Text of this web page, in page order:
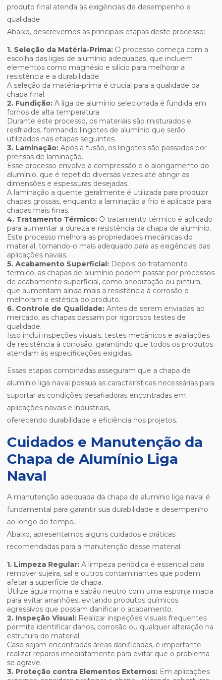
produto final atenda às exigências de desempenho e
qualidade.
Abaixo, descrevemos as principais etapas deste processo:
1. Seleção da Matéria-Prima: O processo começa com a
escolha das ligas de alumínio adequadas, que incluem
elementos como magnésio e silício para melhorar a
resistência e a durabilidade.
A seleção da matéria-prima é crucial para a qualidade da
chapa final.
2. Fundição: A liga de alumínio selecionada é fundida em
fornos de alta temperatura.
Durante este processo, os materiais são misturados e
resfriados, formando lingotes de alumínio que serão
utilizados nas etapas seguintes.
3. Laminação: Após a fusão, os lingotes são passados por
prensas de laminação.
Esse processo envolve a compressão e o alongamento do
alumínio, que é repetido diversas vezes até atingir as
dimensões e espessuras desejadas.
A laminação a quente geralmente é utilizada para produzir
chapas grossas, enquanto a laminação a frio é aplicada para
chapas mais finas.
4. Tratamento Térmico: O tratamento térmico é aplicado
para aumentar a dureza e resistência da chapa de alumínio.
Este processo melhora as propriedades mecânicas do
material, tornando-o mais adequado para as exigências das
aplicações navais.
5. Acabamento Superficial: Depois do tratamento
térmico, as chapas de alumínio podem passar por processos
de acabamento superficial, como anodização ou pintura,
que aumentam ainda mais a resistência à corrosão e
melhoram a estética do produto.
6. Controle de Qualidade: Antes de serem enviadas ao
mercado, as chapas passam por rigorosos testes de
qualidade.
Isso inclui inspeções visuais, testes mecânicos e avaliações
de resistência à corrosão, garantindo que todos os produtos
atendam às especificações exigidas.
Essas etapas combinadas asseguram que a chapa de
alumínio liga naval possua as características necessárias para
suportar as condições desafiadoras encontradas em
aplicações navais e industriais,
oferecendo durabilidade e eficiência nos projetos.
Cuidados e Manutenção da
Chapa de Alumínio Liga
Naval
A manutenção adequada da chapa de alumínio liga naval é
fundamental para garantir sua durabilidade e desempenho
ao longo do tempo.
Abaixo, apresentamos alguns cuidados e práticas
recomendadas para a manutenção desse material:
1. Limpeza Regular: A limpeza periódica é essencial para
remover sujeira, sal e outros contaminantes que podem
afetar a superfície da chapa.
Utilize água morna e sabão neutro com uma esponja macia
para evitar arranhões, evitando produtos químicos
agressivos que possam danificar o acabamento.
2. Inspeção Visual: Realizar inspeções visuais frequentes
permite identificar danos, corrosão ou qualquer alteração na
estrutura do material.
Caso sejam encontradas áreas danificadas, é importante
realizar reparos imediatamente para evitar que o problema
se agrave.
3. Proteção contra Elementos Externos: Em aplicações